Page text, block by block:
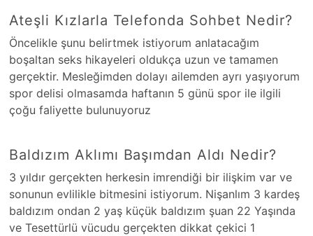
Ateşli Kızlarla Telefonda Sohbet Nedir?
Öncelikle şunu belirtmek istiyorum anlatacağım
boşaltan seks hikayeleri oldukça uzun ve tamamen
gerçektir. Mesleğimden dolayı ailemden ayrı yaşıyorum
spor delisi olmasamda haftanın 5 günü spor ile ilgili
çoğu faliyette bulunuyoruz
Baldızım Aklımı Başımdan Aldı Nedir?
3 yıldır gerçekten herkesin imrendiği bir ilişkim var ve
sonunun evlilikle bitmesini istiyorum. Nişanlım 3 kardeş
baldızım ondan 2 yaş küçük baldızım şuan 22 Yaşında
ve Tesettürlü vücudu gerçekten dikkat çekici 1